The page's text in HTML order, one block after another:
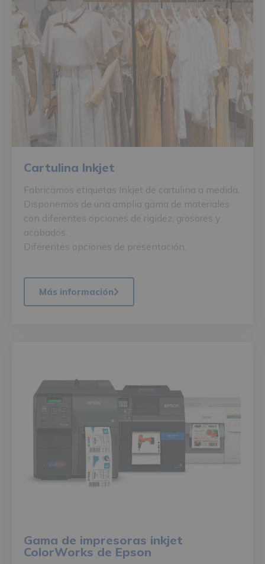
Cartulina Inkjet
Fabricamos etiquetas Inkjet de cartulina a medida.
Disponemos de una amplia gama de materiales
con diferentes opciones de rigidez, grosores y
acabados.
Diferentes opciones de presentación.
Más información
Gama de impresoras inkjet
ColorWorks de Epson